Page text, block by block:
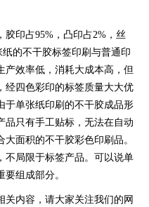
印占95%，凸印占2%，丝
的不干胶标签印刷与普通印
产效率低，消耗大成本高，但
经四色彩印的标签质量大大优
于单张纸印刷的不干胶成品形
品只有手工贴标，无法在自动
面积的不干胶彩色印刷品。
不局限于标签产品。可以说单
组成部分。
内容，请大家关注我们的网